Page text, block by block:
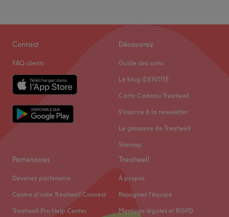
Contact
FAQ clients
Découvrez
Guide des soins
Le blog IDENTITÉ
Carte Cadeau Treatwell
S'inscrire à la newsletter
Le glossaire de Treatwell
Sitemap
Partenaires
Devenez partenaire
Centre d'aide Treatwell Connect
Treatwell Pro Help Center
Treatwell
À propos
Rejoignez l'équipe
Mentions légales et RGPD